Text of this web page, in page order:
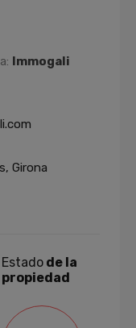
Immogali
Girona
Estado de la
propiedad